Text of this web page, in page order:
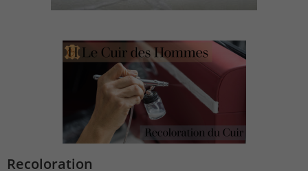
Recoloration